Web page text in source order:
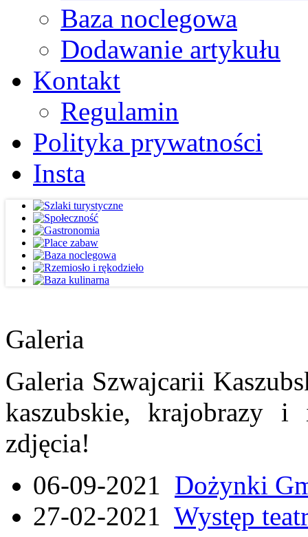
Baza noclegowa
Dodawanie artykułu
Kontakt
Regulamin
Polityka prywatności
Insta
Galeria
Galeria Szwajcarii
kaszubskie, krajobrazy
zdjęcia!
06-09-2021 Dożynki
27-02-2021 Występ